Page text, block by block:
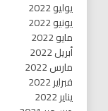
يوليو 2022
يونيو 2022
مايو 2022
أبريل 2022
مارس 2022
فبراير 2022
يناير 2022